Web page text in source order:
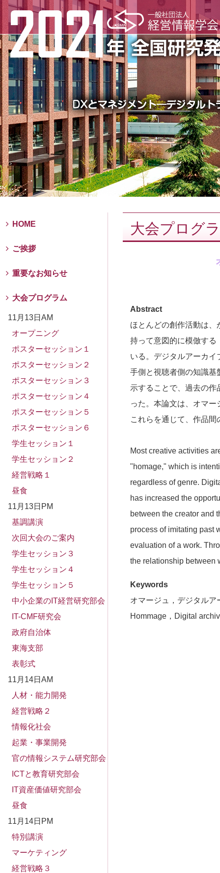
大会プログ
Abstract
ほとんどの創作活動は
持って意図的に模倣する
いる。デジタルアーカ
手側と視聴者側の知識基
示することで、過去の
った。本論文は、オマ
これらを通じて、作品
Most creative activities
"homage," which is
regardless of genre.
has increased the
between the creator and
process of imitating past
evaluation of a work.
the relationship between
Keywords
オマージュ，デジタル
Hommage，Digital
HOME
ご挨拶
重要なお知らせ
大会プログラム
11月13日AM
オープニング
ポスターセッション１
ポスターセッション２
ポスターセッション３
ポスターセッション４
ポスターセッション５
ポスターセッション６
学生セッション１
学生セッション２
経営戦略１
昼食
11月13日PM
基調講演
次回大会のご案内
学生セッション３
学生セッション４
学生セッション５
中小企業のIT経営研究部会
IT-CMF研究会
政府自治体
東海支部
表彰式
11月14日AM
人材・能力開発
経営戦略２
情報化社会
起業・事業開発
官の情報システム研究部会
ICTと教育研究部会
IT資産価値研究部会
昼食
11月14日PM
特別講演
マーケティング
経営戦略３